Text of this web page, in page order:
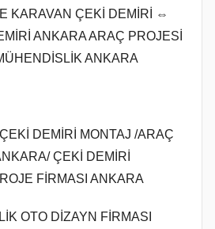
KARAVAN ÇEKİ DEMİRİ ⇔
ANKARA ARAÇ PROJESİ
ANKARA
DEMİRİ MONTAJ /ARAÇ
ÇEKİ DEMİRİ
FİRMASI ANKARA
OTO DİZAYN FİRMASI